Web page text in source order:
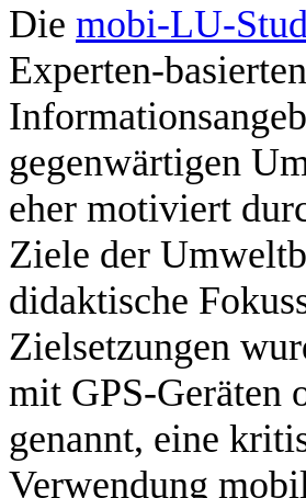
Die mobi-LU-
Experten-
gegenwärtigen
eher motiviert
Ziele der
didaktische
Zielsetzungen
mit GPS-Geräten
genannt, eine
Verwendung